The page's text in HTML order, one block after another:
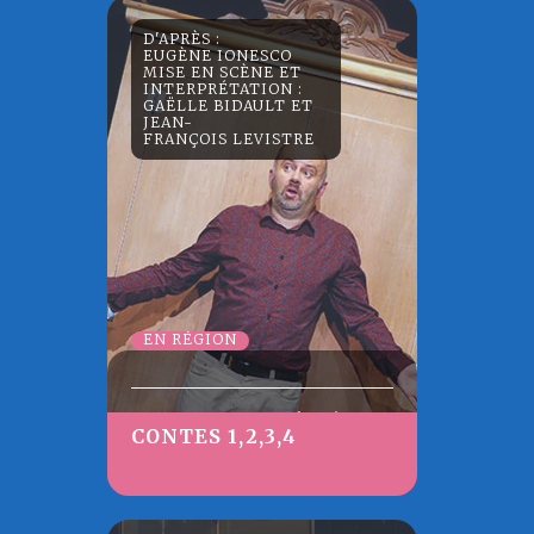
CONTES 1,2,3,4
D'APRÈS :
EUGÈNE IONESCO
MISE EN SCÈNE ET
INTERPRÉTATION :
GAËLLE BIDAULT ET
JEAN-
FRANÇOIS LEVISTRE
EN RÉGION
Ionesco, jonglent avec l’insolite, la
dérision, le sens et le non-sens.